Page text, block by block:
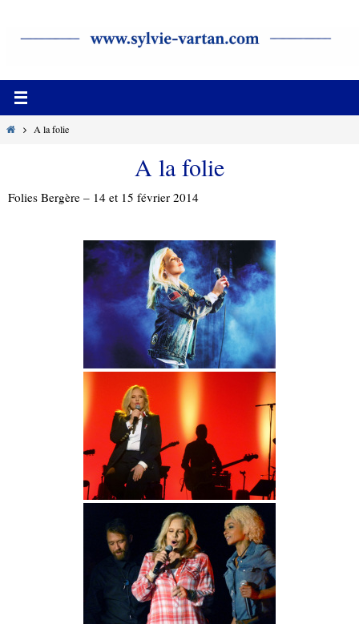
HomeA la folie
A la folie
Folies Bergère – 14 et 15 février 2014